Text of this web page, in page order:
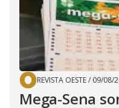
REVISTA OESTE/ 09/08/
Mega-Sena